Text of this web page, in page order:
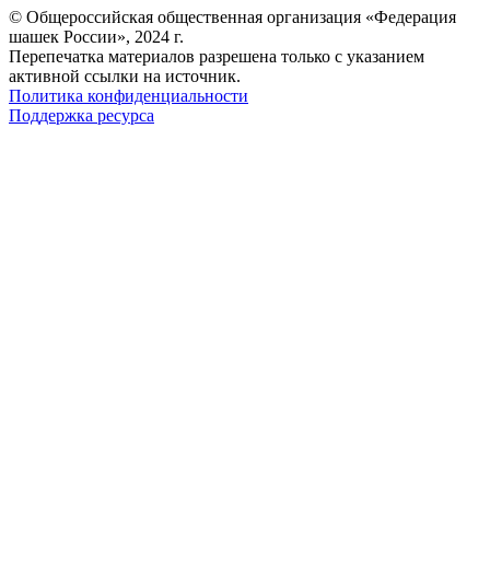
© Общероссийская общественная организация «Федерация
шашек России», 2024 г.
Перепечатка материалов разрешена только с указанием
активной ссылки на источник.
Политика конфиденциальности
Поддержка ресурса